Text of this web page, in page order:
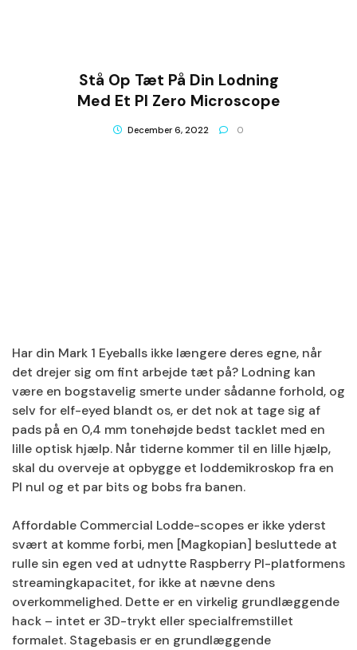
Stå Op Tæt På Din Lodning
Med Et PI Zero Microscope
December 6, 2022 0
Har din Mark 1 Eyeballs ikke længere deres egne, når
det drejer sig om fint arbejde tæt på? Lodning kan
være en bogstavelig smerte under sådanne forhold, og
selv for elf-eyed blandt os, er det nok at tage sig af
pads på en 0,4 mm tonehøjde bedst tacklet med en
lille optisk hjælp. Når tiderne kommer til en lille hjælp,
skal du overveje at opbygge et loddemikroskop fra en
PI nul og et par bits og bobs fra banen.
Affordable Commercial Lodde-scopes er ikke yderst
svært at komme forbi, men [Magkopian] besluttede at
rulle sin egen ved at udnytte Raspberry PI-platformens
streamingkapacitet, for ikke at nævne dens
overkommelighed. Dette er en virkelig grundlæggende
hack – intet er 3D-trykt eller specialfremstillet
formalet. Stagebasis er en grundlæggende